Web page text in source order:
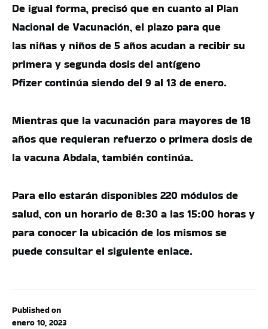
Published on
enero 10, 2023
De igual forma, precisó que en cuanto al Plan
Nacional de Vacunación, el plazo para que
las niñas y niños de 5 años acudan a recibir su
primera y segunda dosis del antígeno
Pfizer continúa siendo del 9 al 13 de enero.
Mientras que la vacunación para mayores de 18
años que requieran refuerzo o primera dosis de
la vacuna Abdala, también continúa.
Para ello estarán disponibles 220 módulos de
salud, con un horario de 8:30 a las 15:00 horas y
para conocer la ubicación de los mismos se
puede consultar el siguiente enlace.